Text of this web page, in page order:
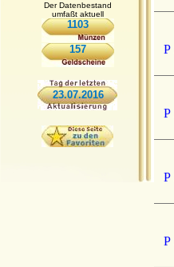
Der Datenbestand
umfaßt aktuell
1103
157
23.07.2016
P
P
P
P